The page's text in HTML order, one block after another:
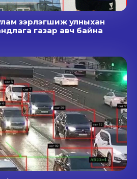
улам зэрлэгшиж улныхан
газар авч байна